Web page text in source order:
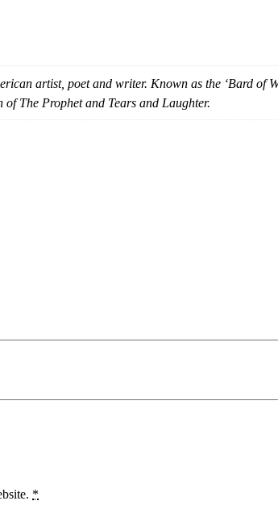
artist, poet and writer. Known as the ‘Bard of
The Prophet and Tears and Laughter.
*